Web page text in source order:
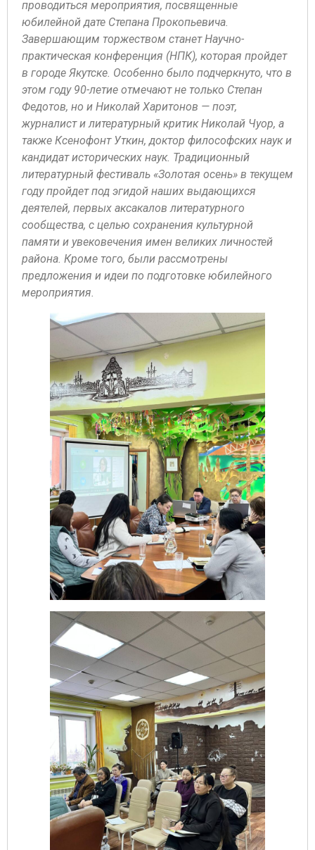
проводиться мероприятия, посвященные
юбилейной дате Степана Прокопьевича.
Завершающим торжеством станет Научно-
практическая конференция (НПК), которая пройдет
в городе Якутске. Особенно было подчеркнуто, что в
этом году 90-летие отмечают не только Степан
Федотов, но и Николай Харитонов — поэт,
журналист и литературный критик Николай Чуор, а
также Ксенофонт Уткин, доктор философских наук и
кандидат исторических наук. Традиционный
литературный фестиваль «Золотая осень» в текущем
году пройдет под эгидой наших выдающихся
деятелей, первых аксакалов литературного
сообщества, с целью сохранения культурной
памяти и увековечения имен великих личностей
района. Кроме того, были рассмотрены
предложения и идеи по подготовке юбилейного
мероприятия.